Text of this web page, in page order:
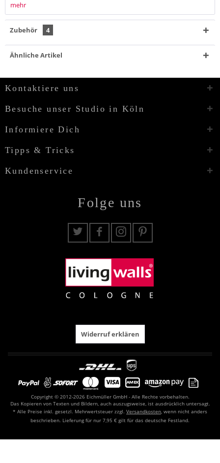
mehr
Zubehör 4
Ähnliche Artikel
Kontaktiere uns
Besuche unser Studio in Köln
Informiere Dich
Tipps & Tricks
Kundenservice
Folge uns
Widerruf erklären
Copyright © 2012-2026 Eichmüller GmbH - Alle Rechte vorbehalten.
Das Kopieren von Texten und Bildern, auch auszugsweise, ist ausdrücklich untersagt.
* Alle Preise inkl. gesetzl. Mehrwertsteuer zzgl. Versandkosten, wenn nicht anders
beschrieben. Lieferung für nur 7,95 € gilt für das deutsche Festland.